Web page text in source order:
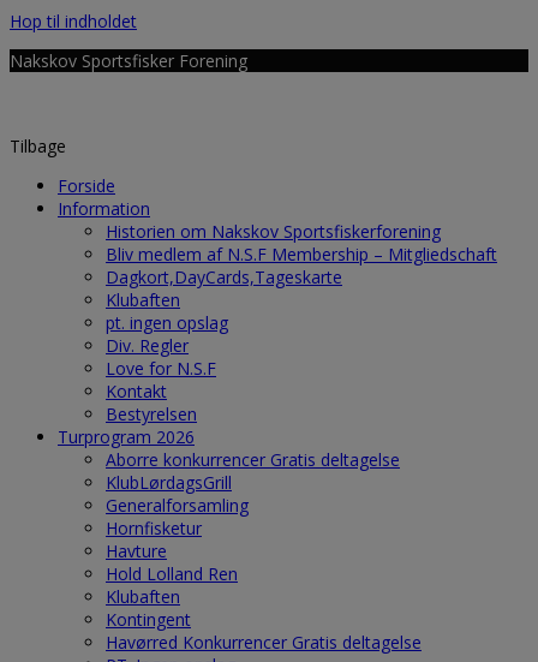
Hop til indholdet
Nakskov Sportsfisker Forening
Tilbage
Forside
Information
Historien om Nakskov Sportsfiskerforening
Bliv medlem af N.S.F Membership – Mitgliedschaft
Dagkort,DayCards,Tageskarte
Klubaften
pt. ingen opslag
Div. Regler
Love for N.S.F
Kontakt
Bestyrelsen
Turprogram 2026
Aborre konkurrencer Gratis deltagelse
KlubLørdagsGrill
Generalforsamling
Hornfisketur
Havture
Hold Lolland Ren
Klubaften
Kontingent
Havørred Konkurrencer Gratis deltagelse